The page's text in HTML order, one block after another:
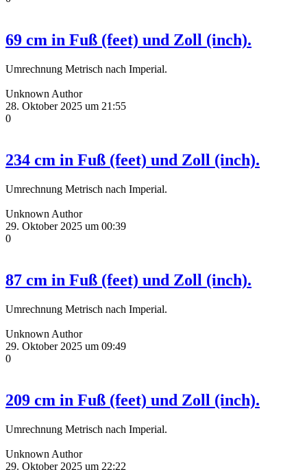
69 cm in Fuß (feet) und Zoll (inch).
Umrechnung Metrisch nach Imperial.
Unknown Author
28. Oktober 2025 um 21:55
0
234 cm in Fuß (feet) und Zoll (inch).
Umrechnung Metrisch nach Imperial.
Unknown Author
29. Oktober 2025 um 00:39
0
87 cm in Fuß (feet) und Zoll (inch).
Umrechnung Metrisch nach Imperial.
Unknown Author
29. Oktober 2025 um 09:49
0
209 cm in Fuß (feet) und Zoll (inch).
Umrechnung Metrisch nach Imperial.
Unknown Author
29. Oktober 2025 um 22:22